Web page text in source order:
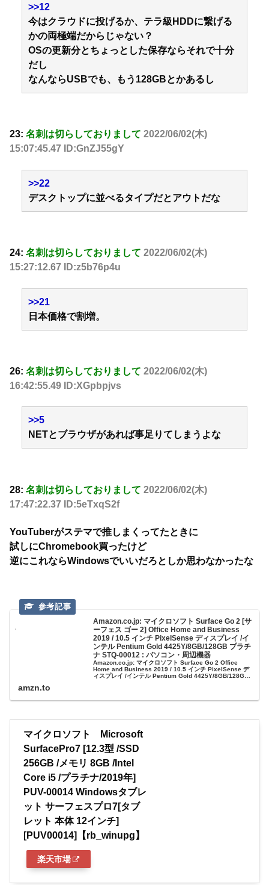
>>12
今はクラウドに投げるか、テラ級HDDに繋げる
かの両極端だからじゃない？
OSの更新分とちょっとした保存ならそれで十分
だし
なんならUSBでも、もう128GBとかあるし
23: 名刺は切らしておりまして 2022/06/02(木)
15:07:45.47 ID:GnZJ55gY
>>22
デスクトップに並べるタイプだとアウトだな
24: 名刺は切らしておりまして 2022/06/02(木)
15:27:12.67 ID:z5b76p4u
>>21
日本価格で割増。
26: 名刺は切らしておりまして 2022/06/02(木)
16:42:55.49 ID:XGpbpjvs
>>5
NETとブラウザがあれば事足りてしまうよな
28: 名刺は切らしておりまして 2022/06/02(木)
17:47:22.37 ID:5eTxqS2f
YouTuberがステマで推しまくってたときに
試しにChromebook買ったけど
逆にこれならWindowsでいいだろとしか思わなかったな
Amazon.co.jp: マイクロソフト Surface Go 2 [サ
ーフェス ゴー 2] Office Home and Business
2019 / 10.5 インチ PixelSense ディスプレイ /イ
ンテル Pentium Gold 4425Y/8GB/128GB プラチ
ナ STQ-00012 : パソコン・周辺機器
Amazon.co.jp: マイクロソフト Surface Go 2 Office
Home and Business 2019 / 10.5 インチ PixelSense デ
ィスプレイ /インテル Pentium Gold 4425Y/8GB/128GB
amzn.to
マイクロソフト Microsoft
SurfacePro7 [12.3型 /SSD
256GB /メモリ 8GB /Intel
Core i5 /プラチナ/2019年]
PUV-00014 Windowsタブレ
ット サーフェスプロ7[タブ
レット 本体 12インチ]
[PUV00014]【rb_winupg】
楽天市場